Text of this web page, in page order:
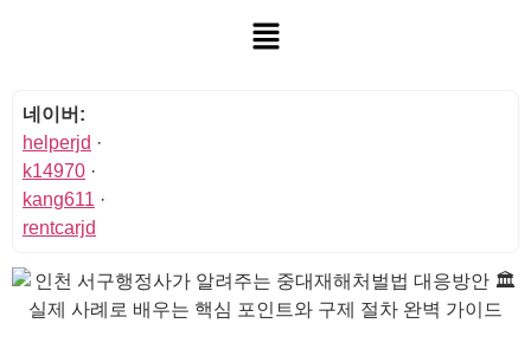
네이버:
helperjd ·
k14970 ·
kang611 ·
rentcarjd